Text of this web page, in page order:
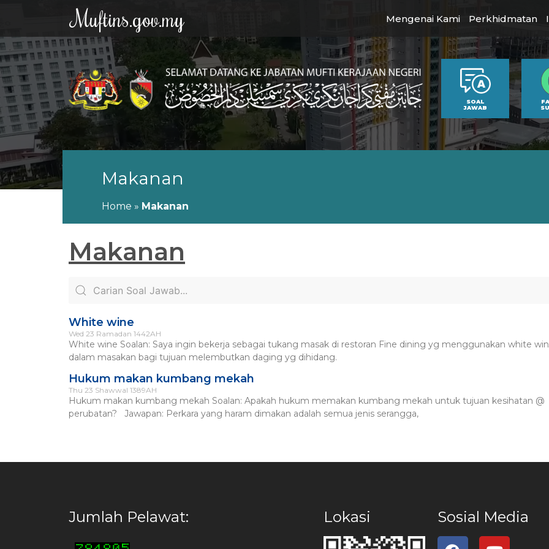
Muftins.gov.my Mengenai Kami Perkhidmatan
SOAL
JAWAB
Makanan
Home » Makanan
Makanan
White wine
Wed 23 Ramadan 1442AH
White wine Soalan: Saya ingin bekerja sebagai tukang masak di restoran Fine dining yg menggunakan white
dalam masakan bagi tujuan melembutkan daging yg dihidang.
Hukum makan kumbang mekah
Thu 23 Shawwal 1389AH
Hukum makan kumbang mekah Soalan: Apakah hukum memakan kumbang mekah untuk tujuan kesihatan @
perubatan? Jawapan: Perkara yang haram dimakan adalah semua jenis serangga,
Jumlah Pelawat: Lokasi Sosial Media